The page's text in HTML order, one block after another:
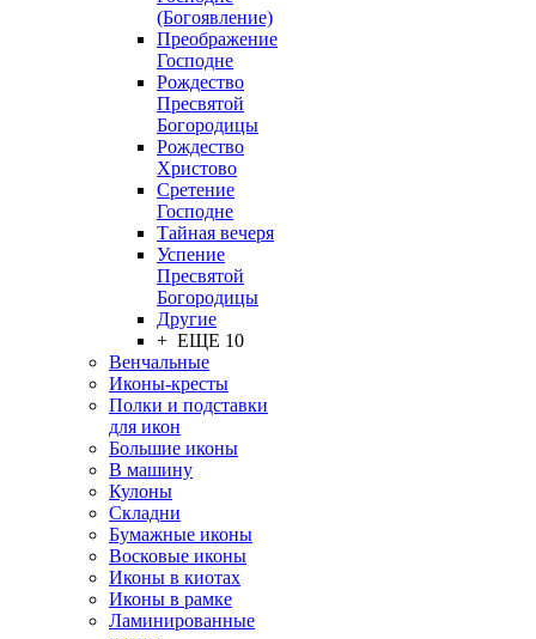
(Богоявление)
Преображение
Господне
Рождество
Пресвятой
Богородицы
Рождество
Христово
Сретение
Господне
Тайная вечеря
Успение
Пресвятой
Богородицы
Другие
+ ЕЩЕ 10
Венчальные
Иконы-кресты
Полки и подставки
для икон
Большие иконы
В машину
Кулоны
Складни
Бумажные иконы
Восковые иконы
Иконы в киотах
Иконы в рамке
Ламинированные